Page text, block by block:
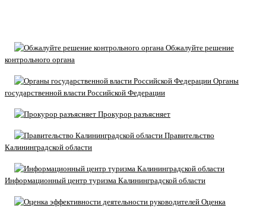
Обжалуйте решение
контрольного органа
Органы
государственной власти Российской Федерации
Прокурор разъясняет
Правительство
Калининградской области
Информационный центр туризма Калининградской области
Оценка